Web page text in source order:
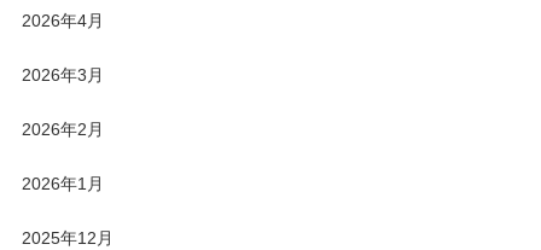
2026年4月
2026年3月
2026年2月
2026年1月
2025年12月